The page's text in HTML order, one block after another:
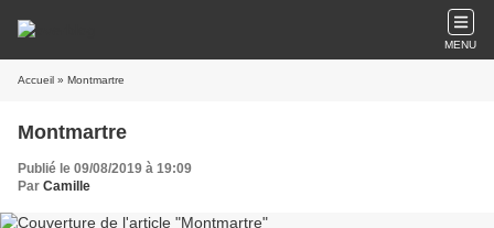
MENU
Accueil » Montmartre
Montmartre
Publié le 09/08/2019 à 19:09
Par Camille